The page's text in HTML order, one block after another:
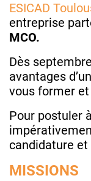
ESICAD
entreprise
MCO.
Dès
avantages
vous former
Pour postuler
candidature
MISSIONS